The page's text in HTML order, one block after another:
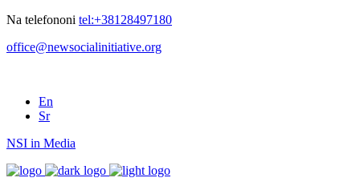
Na telefononi tel:+38128497180
office@newsocialinitiative.org
En
Sr
NSI in Media